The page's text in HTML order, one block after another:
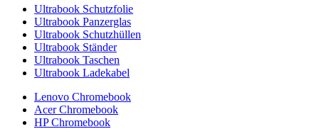
Ultrabook Schutzfolie
Ultrabook Panzerglas
Ultrabook Schutzhüllen
Ultrabook Ständer
Ultrabook Taschen
Ultrabook Ladekabel
Lenovo Chromebook
Acer Chromebook
HP Chromebook